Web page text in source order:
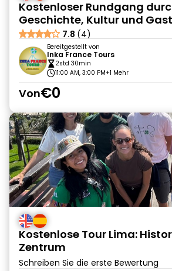
Kostenloser Rundgang
Geschichte, Kultur und
7.8 (4)
Bereitgestellt von
Inka France Tours
2std 30min
11:00 AM, 3:00 PM+1 Mehr
Von€0
Kostenlose Tour Lima:
Zentrum
Schreiben Sie die erste Bewertung